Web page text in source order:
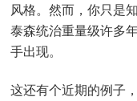
风格。然而，你只是
泰森统治重量级许多
手出现。
这还有个近期的例子